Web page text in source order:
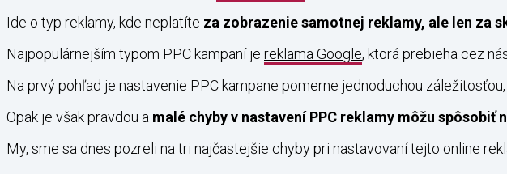
Ide o typ reklamy, kde neplatíte za zobrazenie samotnej reklamy, ale len za
Najpopulárnejším typom PPC kampaní je reklama Google, ktorá prebieha cez
Na prvý pohľad je nastavenie PPC kampane pomerne jednoduchou
Opak je však pravdou a malé chyby v nastavení PPC reklamy môžu
My, sme sa dnes pozreli na tri najčastejšie chyby pri nastavovaní tejto online